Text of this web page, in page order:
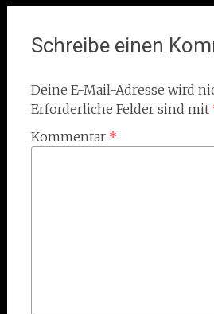
navigation
Schreibe einen
Deine E-Mail-Adresse wird
Erforderliche Felder sind mit
Kommentar *